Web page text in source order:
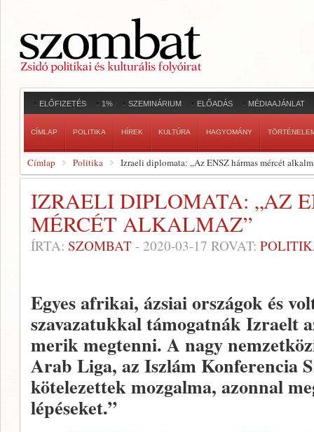
ELŐFIZETÉS 1% SZEMINÁRIUM ELŐADÁS MÉDIAAJÁNLAT
CÍMLAP POLITIKA HÍREK KULTÚRA HAGYOMÁNY
Címlap Politika Izraeli diplomata: „Az ENSZ hármas mércét
IZRAELI DIPLOMATA: „AZ
MÉRCÉT ALKALMAZ”
ÍRTA: SZOMBAT - 2020-03-17 ROVAT:
Egyes afrikai, ázsiai országok és
szavazatukkal támogatnák Izraelt
merik megtenni. A nagy
Arab Liga, az Iszlám Konferencia
kötelezettek mozgalma, azonnal
lépéseket.”